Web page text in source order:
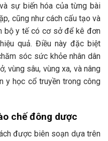
sự biến hóa của từng bài
cũng như cách cấu tạo và
bộ y tế có cơ sở để kê đơn
quả. Điều này đặc biệt
sóc sức khỏe nhân dân
vùng sâu, vùng xa, và nâng
y học cổ truyền trong công
chế đông dược
được biên soạn dựa trên